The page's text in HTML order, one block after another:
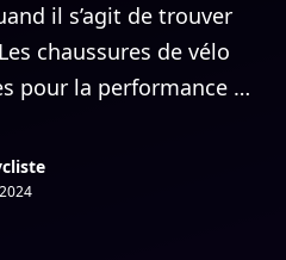
il s’agit de trouver
chaussures de vélo
pour la performance …